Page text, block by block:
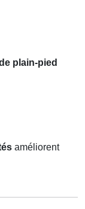
plain-pied
améliorent